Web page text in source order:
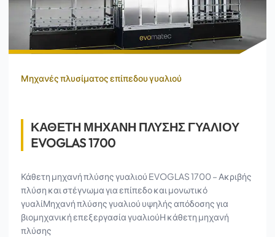
Μηχανές πλυσίματος επίπεδου γυαλιού
ΚΑΘΕΤΗ ΜΗΧΑΝΗ ΠΛΥΣΗΣ ΓΥΑΛΙΟΥ
EVOGLAS 1700
Κάθετη μηχανή πλύσης γυαλιού EVOGLAS 1700 – Ακριβής
πλύση και στέγνωμα για επίπεδο και μονωτικό
γυαλίΜηχανή πλύσης γυαλιού υψηλής απόδοσης για
βιομηχανική επεξεργασία γυαλιούΗ κάθετη μηχανή
πλύσης